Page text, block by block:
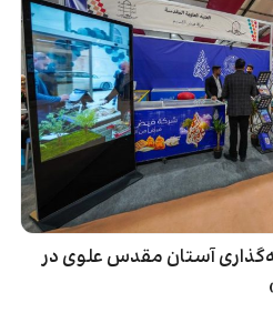
آستان مقدس علوی در